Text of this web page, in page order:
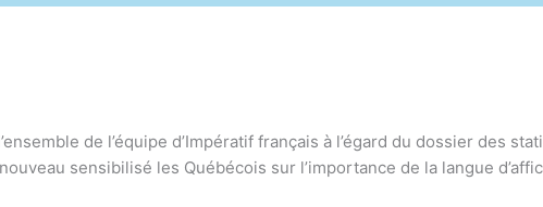
de l’équipe d’Impératif français à l’égard du dossier des
sensibilisé les Québécois sur l’importance de la langue